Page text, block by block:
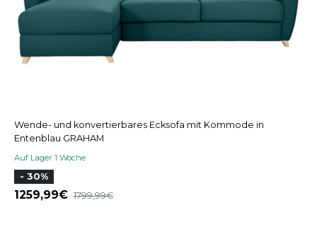
Wende- und konvertierbares Ecksofa mit Kommode in
Entenblau GRAHAM
Auf Lager 1 Woche
- 30%
1259,99 1799,99